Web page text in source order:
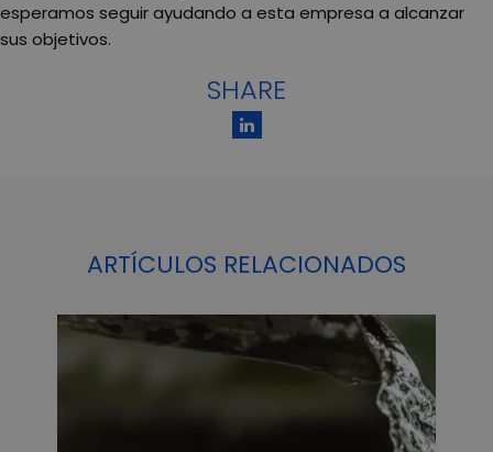
esperamos seguir ayudando a esta empresa a alcanzar
sus objetivos.
SHARE
ARTÍCULOS RELACIONADOS